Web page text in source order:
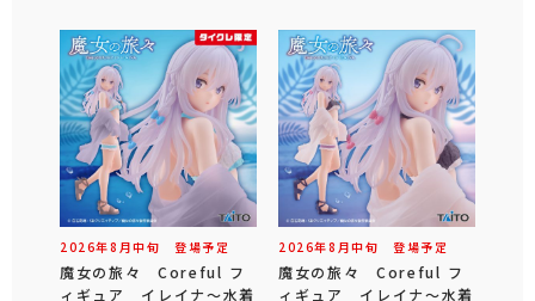
2026年8 月中旬 登場予定
魔女の旅々 Coreful フ
ィギュア イレイナ～水着
2026年8 月中旬 登場予定
魔女の旅々 Coreful フ
ィギュア イレイナ～水着